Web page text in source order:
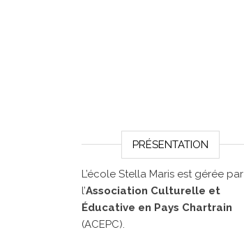
PRÉSENTATION
L’école Stella Maris est gérée par
l’Association Culturelle et
Éducative en Pays Chartrain
(ACEPC).